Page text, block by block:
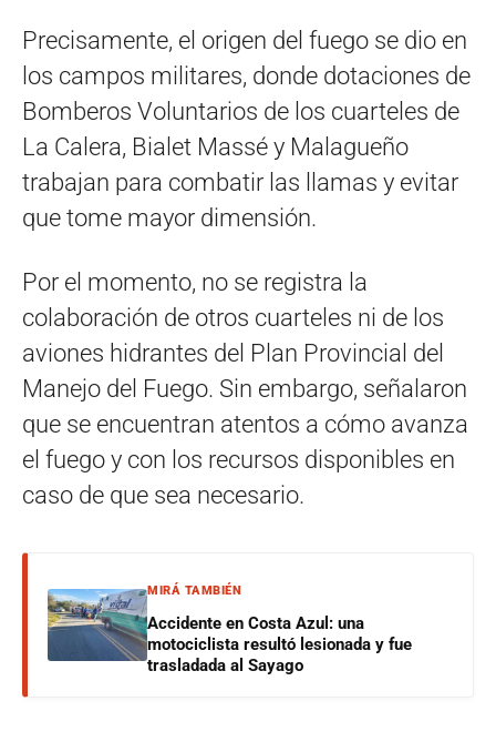
Precisamente, el origen del fuego se dio en
los campos militares, donde dotaciones de
Bomberos Voluntarios de los cuarteles de
La Calera, Bialet Massé y Malagueño
trabajan para combatir las llamas y evitar
que tome mayor dimensión.
Por el momento, no se registra la
colaboración de otros cuarteles ni de los
aviones hidrantes del Plan Provincial del
Manejo del Fuego. Sin embargo, señalaron
que se encuentran atentos a cómo avanza
el fuego y con los recursos disponibles en
caso de que sea necesario.
MIRÁ TAMBIÉN
Accidente en Costa Azul: una
motociclista resultó lesionada y fue
trasladada al Sayago